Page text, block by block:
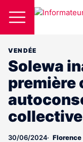
VENDÉE
Solewa
première
collective
30/06/2024 Florence